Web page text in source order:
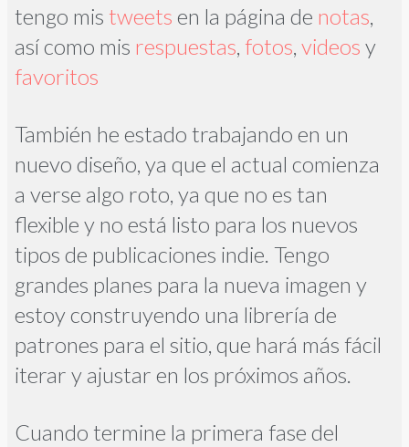
tengo mis tweets en la página de notas
así como mis respuestas fotos videos y
favoritos
También he estado trabajando en un
nuevo diseño, ya que el actual comienza
a verse algo roto, ya que no es tan
flexible y no está listo para los nuevos
tipos de publicaciones indie. Tengo
grandes planes para la nueva imagen y
estoy construyendo una librería de
patrones para el sitio, que hará más fácil
iterar y ajustar en los próximos años.
Cuando termine la primera fase del